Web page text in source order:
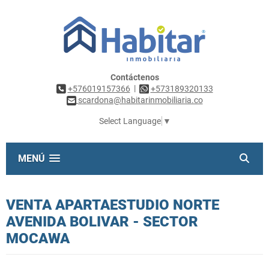
Contáctenos
+576019157366 |
+573189320133
scardona@habitarinmobiliaria.co
Select Language ▼
MENÚ
VENTA APARTAESTUDIO NORTE
AVENIDA BOLIVAR - SECTOR
MOCAWA